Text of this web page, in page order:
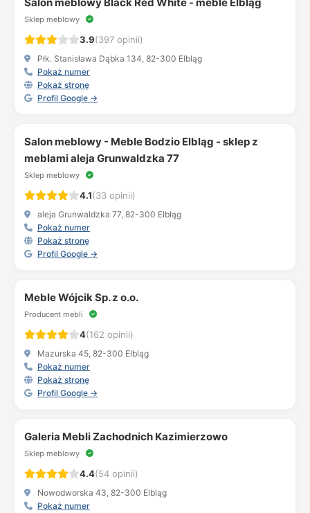
Sklep meblowy
3.9(397 opinii)
Płk. Stanisława Dąbka 134, 82-300 Elbląg
Pokaż numer
Pokaż stronę
Profil Google →
Salon meblowy - Meble Bodzio Elbląg - sklep z
meblami aleja Grunwaldzka 77
Sklep meblowy
4.1(33 opinii)
aleja Grunwaldzka 77, 82-300 Elbląg
Pokaż numer
Pokaż stronę
Profil Google →
Meble Wójcik Sp. z o.o.
Producent mebli
4(162 opinii)
Mazurska 45, 82-300 Elbląg
Pokaż numer
Pokaż stronę
Profil Google →
Galeria Mebli Zachodnich Kazimierzowo
Sklep meblowy
4.4(54 opinii)
Nowodworska 43, 82-300 Elbląg
Pokaż numer